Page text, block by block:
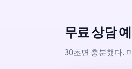
무료 상담
30초면 충분했다.